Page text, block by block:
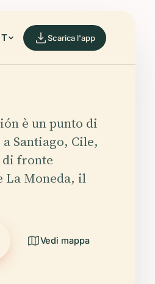
Scarica l'app
è un punto di
Santiago, Cile,
fronte
La Moneda, il
Vedi mappa